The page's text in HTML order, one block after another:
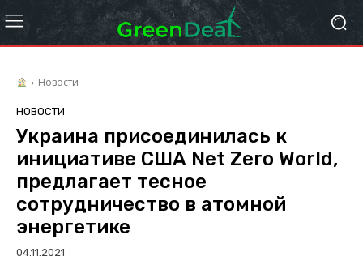
Новости
НОВОСТИ
Украина присоединилась к
инициативе США Net Zero World,
предлагает тесное
сотрудничество в атомной
энергетике
04.11.2021